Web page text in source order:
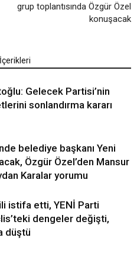
grup toplantısında Özgür Özel
konuşacak
Gelecek Partisi’nin
sonlandırma kararı
belediye başkanı Yeni
Özgür Özel’den Mansur
Karalar yorumu
istifa etti, YENİ Parti
dengeler değişti,
düştü